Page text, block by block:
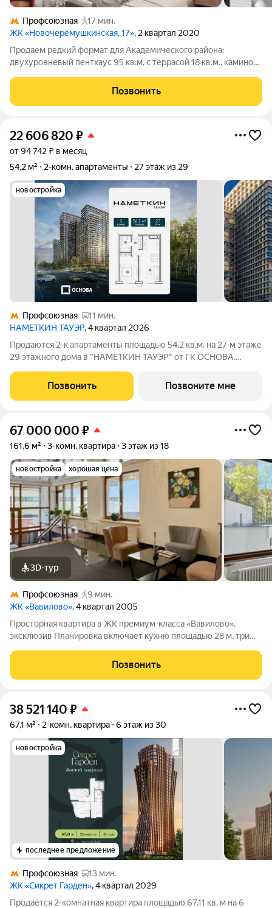
Профсоюзная
17 мин.
ЖК «Новочеремушкинская, 17», 2 квартал 2020
Продаем редкий формат для Академического района:
двухуровневый пентхаус 95 кв.м. с террасой 18 кв.м., камином,
отделки, при этом есть согласованный с МосЖилИнспекцией
(МЖИ) проект планировки и
Позвонить
22 606 820 ₽
от 94 742 ₽ в месяц
54,2 м²
2-комн. апартаменты 27 этаж из 29
новостройка
Профсоюзная
11 мин.
НАМЕТКИН ТАУЭР, 4 квартал 2026
Продаются 2-к апартаменты площадью 54.2 кв.м. на 27-м этаже
29 этажного дома в "НАМЕТКИН ТАУЭР" от ГК ОСНОВА.
обслуживанием, располагается в районе Черёмушки на Юго-
Западе Москвы. Архитектура от
Позвонить Позвоните мне
67 000 000 ₽
161,6 м² 3-комн. квартира 3 этаж из 18
новостройка хорошая цена
3D-тур
Профсоюзная
9 мин.
ЖК «Вавилово», 4 квартал 2005
Просторная квартира в ЖК премиум-класса «Вавилово»,
эксклюзив Планировка включает кухню площадью 28 м, три
на общее и приватное, большие площади комнат,
предусмотрено много места для хранения
Позвонить
38 521 140 ₽
67,1 м² 2-комн. квартира 6 этаж из 30
новостройка
последнее предложение
Профсоюзная
13 мин.
ЖК «Сикрет Гарден», 4 квартал 2029
Продаётся 2-комнатная квартира площадью 67,11 кв. м на 6